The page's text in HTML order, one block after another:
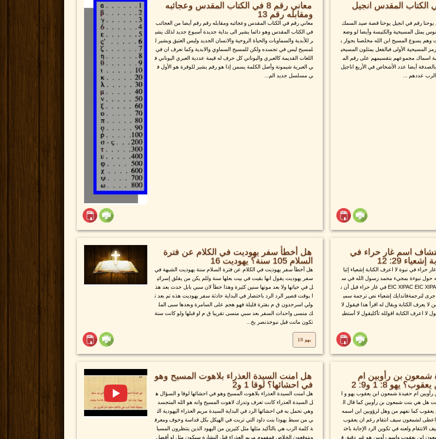
رقم 153 في الكتاب المقدس انجيل
يوحنا رقم في انجيل يوحنا قصة صيد السمك
يمثل المسيحية والكنيسة وأيضا لو وضع
يسوع المسيح ابن الله مخلصنا بجوار ب
الأولى فبالفعل يمثلون المسيحي
اسماك مجموعهم بتقسيمهم على رقم الم
أيضا عدد الأشخاص في الأربع اناجيل
عددهم ...
معاني رقم 8 في الكتاب المقدس وعجائبه
ومقابله رقم 13
معاني رقم في الكتاب المقدس وعجائبه ومقابله رقم رقم أيضا من العجائب
في الكتاب المقدس وهو دائما يشير الى بداية جديدة أسبوع جديد لذلك يشي
ر للأبدية والسماويات والحياة الروحية والانسان الجديد وليس العتيق ويشير ل
لمسيح ليس في تجسده ولكن للمسيح السماوي والابدية وكما نعرف ان في
اللغات القديمة كالعبري واليوناني كل حرف له قيمة عددية العبري اليوناني ف
ي العبرية شيمونة وأصل الكلمة يسمن إذا هو رقم يشير للوفرة هو الأول ف
ي مسلسل جديد الم...
اسم غار حراء في
29: 12
حراء في نبوة لا اعرف الكتابة إشعياء إثبا
حول نبوءة بمجيء محمد رسول الله في س
فر إشعياء حول إخفاء كلمة ΕΙϹ ΧΙΡΑϹ ΕΙϹ ΧΙΡΑϹ في غار حراء قبل أن ن
لترجمةفاندايك إشعياء نص ترجمة سمي
لا يعرف الكتابة ويقال له اقرأ هذا فيقول لا
لا اعرف الكتابة اقولله تأكليقول لا أستطي
هل أخطأ سفر يهوديت في الكلام عن فترة
السلام 105 سنة؟ يهوديت 16
هل أخطأ سفر يهوديت في الكلام عن فترة السلام سنة يهوديت الشبهة في
سفر يهوديت يقول انها بقيت في بيت بعلها سنة وللم يكن من يقلق إسرائي
ل في حياتها ولا بعد موتها سنين كثيرة وهذا خطأ لان سبي بابل حدث بعد هذ
ا بوقت قصير الرد الرد باختصار في البداية حادثة سفر يهوديت هذه تم بعد ت
ولي اسرحدون ق م بفترة قليلة فهو هجم على السامرة وبعدها سبى المل
ك منسى واحداث السفر بعد سبي منسى تقريبا ق م او قبلها ولو كانت سنة
تكون ماتت قبل نبوخذنصر بخ...
يهو 16
شمعون بن رأوبين ام
يهو 8: 1 و9: 2
ام حفيدة شمعون ابن يعقوب يهو و ا
هل هي بنت شمعون بن رأوبين كما قال ال
كما نفهم من وهل لرؤوبين ابن اسمه
لشمعون سيف انتقام رغم ان يعقوب
ولعنه في تكوين الرد الإجابة باخت
ابن يعقوب واسم رأوبين هو غير دقيق ف
هل امنت السيدة العذراء بلاهوت المسيح وهو
في احشائها؟ لوقا 1 و2
هل امنت السيدة العذراء بلاهوت المسيح وهو في احشائها لوقا و السؤال ه
ل السيدة العذراء كانت تعرف وتدرك لاهوت المسيح وانه هو الله المتجسد
وهي تحمل به في احشائها الرد في البداية السيدة مريم العذراء اليهودية الت
ي من سبط يهوذا بنت داود التي تربت في الهيكل بكل قداسة وخوف ومعرف
ة كلمة الرب هي بالتأكيد مثلها مثل كثيرين من اليهود الذين ينتظرون المسيا
ويتوقعون الخلاص فمفهوم مريم العذراء قبل البشارة سيكون مثل او أفضل